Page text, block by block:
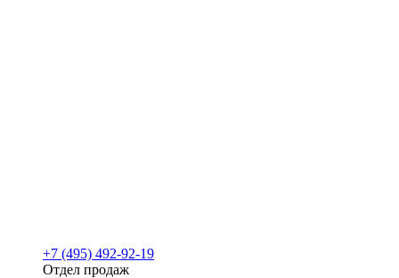
+7 (495) 492-92-19
Отдел продаж